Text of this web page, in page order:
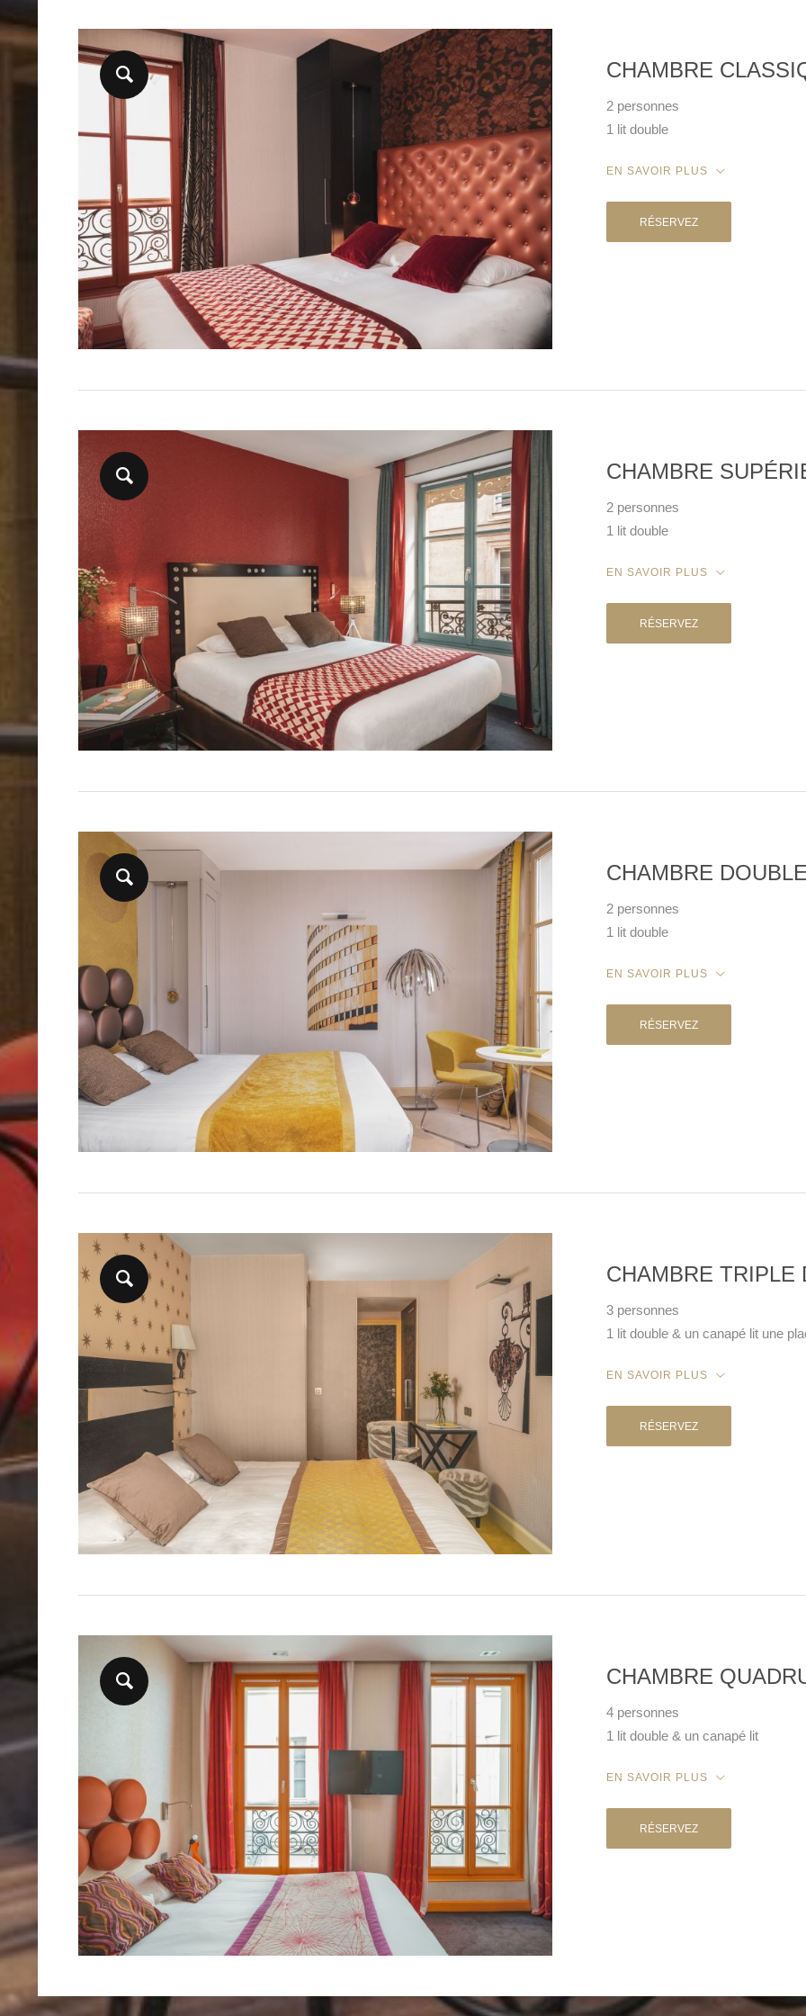
CHAMBRE
2 personnes
1 lit double
EN SAVOIR PLUS
RÉSERVEZ
CHAMBRE
2 personnes
1 lit double
EN SAVOIR PLUS
RÉSERVEZ
CHAMBRE
2 personnes
1 lit double
EN SAVOIR PLUS
RÉSERVEZ
CHAMBRE TRIPLE
3 personnes
1 lit double & un canapé lit une
EN SAVOIR PLUS
RÉSERVEZ
CHAMBRE
4 personnes
1 lit double & un canapé lit
EN SAVOIR PLUS
RÉSERVEZ